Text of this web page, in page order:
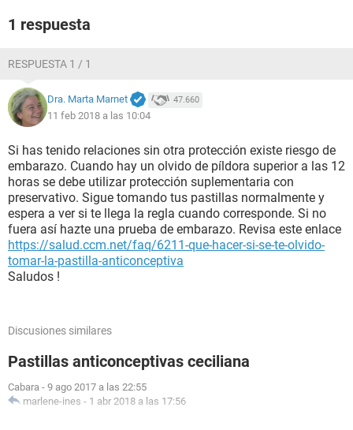
1 respuesta
RESPUESTA 1 / 1
Dra. Marta Marnet 47.660
11 feb 2018 a las 10:04
Si has tenido relaciones sin otra protección existe riesgo de
embarazo. Cuando hay un olvido de píldora superior a las 12
horas se debe utilizar protección suplementaria con
preservativo. Sigue tomando tus pastillas normalmente y
espera a ver si te llega la regla cuando corresponde. Si no
fuera así hazte una prueba de embarazo. Revisa este enlace
https://salud.ccm.net/faq/6211-que-hacer-si-se-te-olvido-
tomar-la-pastilla-anticonceptiva
Saludos !
Discusiones similares
Pastillas anticonceptivas ceciliana
Cabara - 9 ago 2017 a las 22:55
marlene-ines - 1 abr 2018 a las 17:56